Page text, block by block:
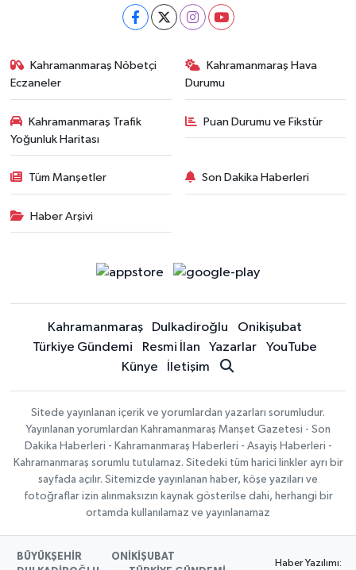
Kahramanmaraş Nöbetçi
Eczaneler
Kahramanmaraş Hava
Durumu
Kahramanmaraş Trafik
Yoğunluk Haritası
Puan Durumu ve Fikstür
Tüm Manşetler Son Dakika Haberleri
Haber Arşivi
Kahramanmaraş Dulkadiroğlu
Onikişubat
Türkiye Gündemi
Resmi İlan Yazarlar
YouTube
Künye
İletişim
Sitede yayınlanan içerik ve yorumlardan yazarları sorumludur.
Yayınlanan yorumlardan Kahramanmaraş Manşet Gazetesi - Son
Dakika Haberleri - Kahramanmaraş Haberleri - Asayiş Haberleri -
Kahramanmaraş sorumlu tutulamaz. Sitedeki tüm harici linkler ayrı bir
sayfada açılır. Sitemizde yayınlanan haber, köşe yazıları ve
fotoğraflar izin alınmaksızın kaynak gösterilse dahi, herhangi bir
ortamda kullanılamaz ve yayınlanamaz
BÜYÜKŞEHİR
ONİKİŞUBAT
Haber Yazılımı: